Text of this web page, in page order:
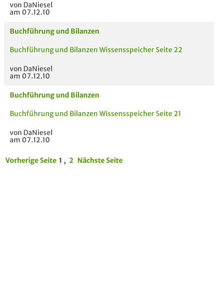
von DaNiesel
am 07.12.10
Buchführung und Bilanzen
Buchführung und Bilanzen Wissensspeicher Seite 22
von DaNiesel
am 07.12.10
Buchführung und Bilanzen
Buchführung und Bilanzen Wissensspeicher Seite 21
von DaNiesel
am 07.12.10
Vorherige Seite 1 , 2 Nächste Seite